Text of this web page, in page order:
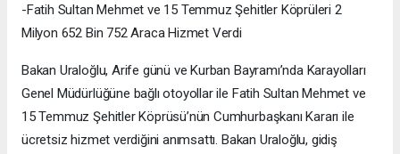
-Fatih Sultan Mehmet ve 15 Temmuz Şehitler Köprüleri 2
Milyon 652 Bin 752 Araca Hizmet Verdi
Bakan Uraloğlu, Arife günü ve Kurban Bayramı’nda Karayolları
Genel Müdürlüğüne bağlı otoyollar ile Fatih Sultan Mehmet ve
15 Temmuz Şehitler Köprüsü’nün Cumhurbaşkanı Kararı ile
ücretsiz hizmet verdiğini anımsattı. Bakan Uraloğlu, gidiş